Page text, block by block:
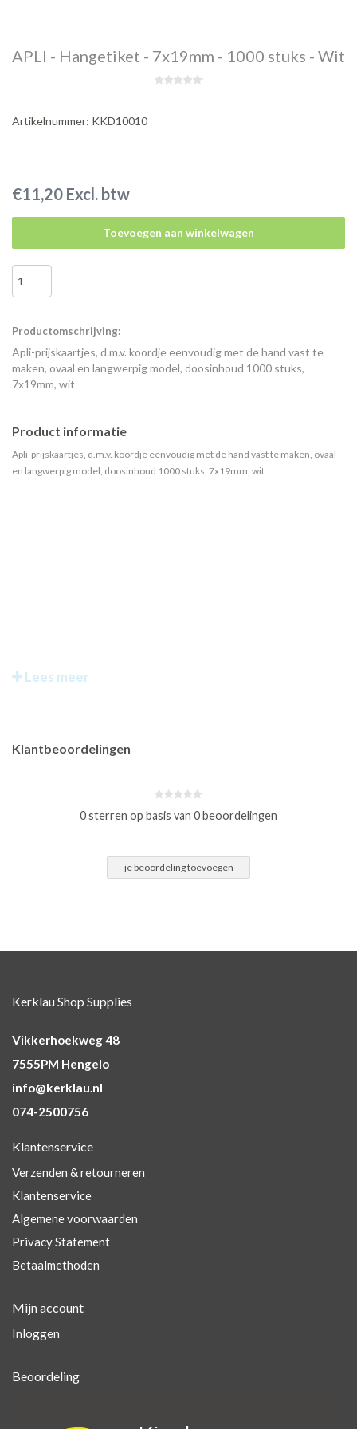
APLI - Hangetiket - 7x19mm - 1000 stuks - Wit
Artikelnummer: KKD10010
€11,20 Excl. btw
Toevoegen aan winkelwagen
Productomschrijving:
Apli-prijskaartjes, d.m.v. koordje eenvoudig met de hand vast te
maken, ovaal en langwerpig model, doosinhoud 1000 stuks,
7x19mm, wit
Product informatie
Apli-prijskaartjes, d.m.v. koordje eenvoudig met de hand vast te maken, ovaal
en langwerpig model, doosinhoud 1000 stuks, 7x19mm, wit
Lees meer
Klantbeoordelingen
0 sterren op basis van 0 beoordelingen
je beoordeling toevoegen
Kerklau Shop Supplies
Vikkerhoekweg 48
7555PM Hengelo
info@kerklau.nl
074-2500756
Klantenservice
Verzenden & retourneren
Klantenservice
Algemene voorwaarden
Privacy Statement
Betaalmethoden
Mijn account
Inloggen
Beoordeling